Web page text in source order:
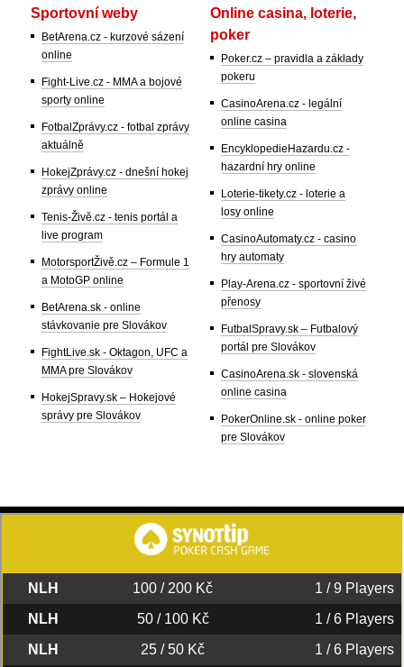
Sportovní weby
BetArena.cz - kurzové sázení
online
Fight-Live.cz - MMA a bojové
sporty online
FotbalZprávy.cz - fotbal zprávy
aktuálně
HokejZprávy.cz - dnešní hokej
zprávy online
Tenis-Živě.cz - tenis portál a
live program
MotorsportŽivě.cz – Formule 1
a MotoGP online
BetArena.sk - online
stávkovanie pre Slovákov
FightLive.sk - Oktagon, UFC a
MMA pre Slovákov
HokejSpravy.sk – Hokejové
správy pre Slovákov
Online casina, loterie,
poker
Poker.cz – pravidla a základy
pokeru
CasinoArena.cz - legální
online casina
EncyklopedieHazardu.cz -
hazardní hry online
Loterie-tikety.cz - loterie a
losy online
CasinoAutomaty.cz - casino
hry automaty
Play-Arena.cz - sportovní živé
přenosy
FutbalSpravy.sk – Futbalový
portál pre Slovákov
CasinoArena.sk - slovenská
online casina
PokerOnline.sk - online poker
pre Slovákov